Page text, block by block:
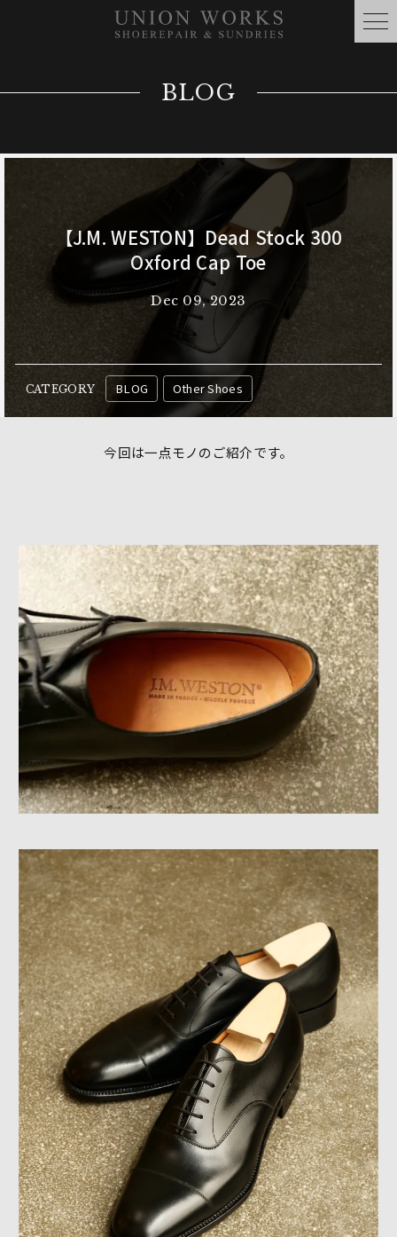
BLOG
【J.M. WESTON】Dead Stock 300
Oxford Cap Toe
Dec 09, 2023
CATEGORY BLOG Other Shoes
今回は一点モノのご紹介です。